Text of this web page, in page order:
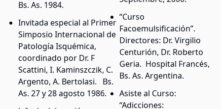
Bs. As. 1984.
Invitada especial al Primer
Simposio Internacional de
Patología Isquémica,
coordinado por Dr. F
Scattini, I. Kaminszczik, C.
Argento, A. Bertolasi. Bs.
As. 27 y 28 agosto 1986.
“Curso
Facoemulsificación”.
Directores: Dr. Virgilio
Centurión, Dr. Roberto
Geria. Hospital Francés,
Bs. As. Argentina.
Asiste al Curso:
“Adicciones: